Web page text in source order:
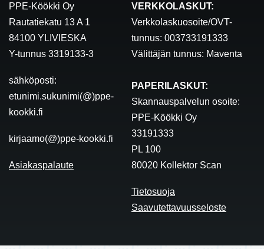
PPE-Köökki Oy
Rautatiekatu 13 A 1
84100 YLIVIESKA
Y-tunnus 3319133-3
sähköposti:
etunimi.sukunimi(@)ppe-
kookki.fi
kirjaamo(@)ppe-kookki.fi
Asiakaspalaute
VERKKOLASKUT:
Verkkolaskuosoite/OVT-
tunnus: 003733191333
Välittäjän tunnus: Maventa
PAPERILASKUT:
Skannauspalvelun osoite:
PPE-Köökki Oy
33191333
PL 100
80020 Kollektor Scan
Tietosuoja
Saavutettavuusseloste